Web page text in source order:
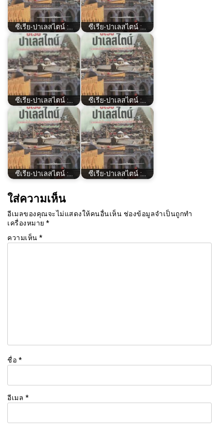
ซีเรีย​-ปาเลสไตน์​ :… ซีเรีย​-ปาเลสไตน์​ :…
ซีเรีย​-ปาเลสไตน์​ :… ซีเรีย​-ปาเลสไตน์​ :…
ซีเรีย​-ปาเลสไตน์​ :… ซีเรีย​-ปาเลสไตน์​ :…
ใส่ความเห็น
อีเมลของคุณจะไม่แสดงให้คนอื่นเห็น ช่องข้อมูลจำเป็นถูกทำ
เครื่องหมาย *
ความเห็น *
ชื่อ *
อีเมล *